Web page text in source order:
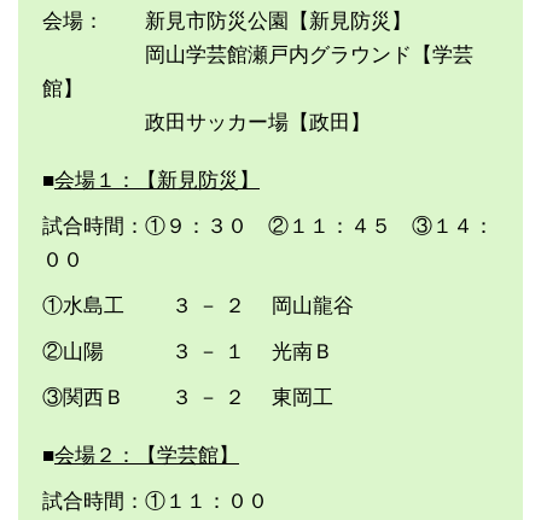
会場： 新見市防災公園【新見防災】
岡山学芸館瀬戸内グラウンド【学芸
館】
政田サッカー場【政田】
■会場１：【新見防災】
試合時間：①９：３０ ②１１：４５ ③１４：
００
①水島工 ３ － ２ 岡山龍谷
②山陽 ３ － １ 光南Ｂ
③関西Ｂ ３ － ２ 東岡工
■会場２：【学芸館】
試合時間：①１１：００